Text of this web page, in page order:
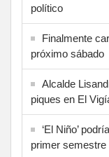
político
Finalmente
próximo sábado
Alcalde
piques en El
‘El Niño’
primer semestre